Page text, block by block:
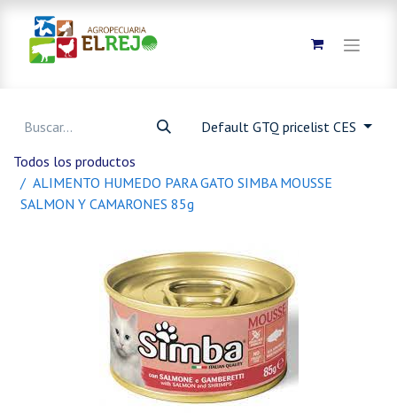
Default GTQ pricelist CES
Todos los productos
ALIMENTO HUMEDO PARA GATO SIMBA MOUSSE
SALMON Y CAMARONES 85g